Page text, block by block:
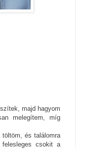
majd hagyom
melegítem, míg
töltöm, és találomra
csokit a